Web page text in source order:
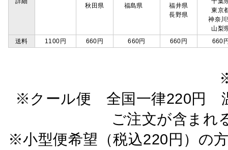
秋田県 福島県
福井県
長野県
東京
神奈
山梨
送料
1100円 660円 660円 660円 660
※クール便 全国一律220円
ご注文が含ま
※小型便希望（税込220円）の